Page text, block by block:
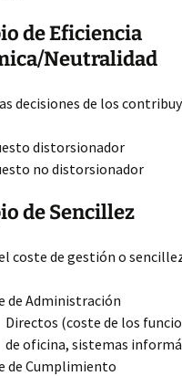
de Eficiencia
Neutralidad
decisiones de los
distorsionador
no distorsionador
de Sencillez
coste de gestión o
de Administración
Directos (coste de los
de oficina, sistemas
de Cumplimiento